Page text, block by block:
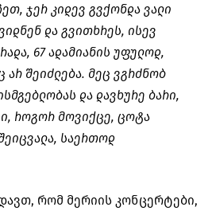
ჯერ კიდევ გვქონდა ვალი
და გვითხრეს, ისევ
67 ადამიანის უფულოდ,
არ შეიძლება. მეც ვგრძნობ
და დავხურე ბარი,
როგორ მოვიქცე, ცოტა
საერთოდ
რომ მერიის კონცერტები,